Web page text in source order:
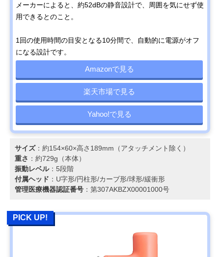
メーカーによると、約52dBの静音設計で、周囲を気にせず使
用できるとのこと。
1回の使用時間の目安となる10分間で、自動的に電源がオフ
になる設計です。
Amazonで見る
楽天市場で見る
Yahoo!で見る
サイズ：約154×60×高さ189mm（アタッチメント除く）
重さ ：約729g（本体）
振動レベル：5段階
付属ヘッド ：U字形/円柱形/カーブ形/球形/緩衝形
管理医療機器認証番号 ：第307AKBZX00001000号
PICK UP!